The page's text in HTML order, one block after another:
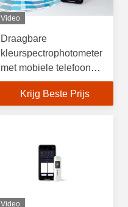
Video
Draagbare
kleurspectrophotometer
met mobiele telefoon
app voor kleurenmeter
Krijg Beste Prijs
Video